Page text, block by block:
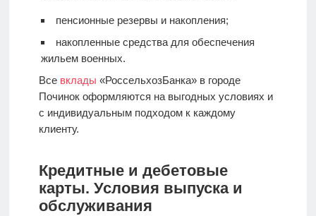
пенсионные резервы и накопления;
накопленные средства для обеспечения
жильем военных.
Все вклады «РоссельхозБанка» в городе
Починок оформляются на выгодных условиях и
с индивидуальным подходом к каждому
клиенту.
Кредитные и дебетовые
карты. Условия выпуска и
обслуживания